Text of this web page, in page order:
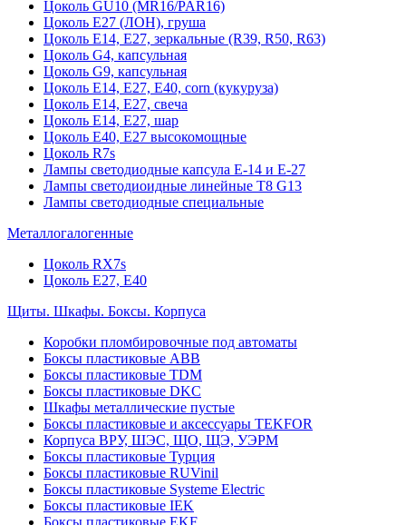
Цоколь GU10 (MR16/PAR16)
Цоколь Е27 (ЛОН), груша
Цоколь Е14, Е27, зеркальные (R39, R50, R63)
Цоколь G4, капсульная
Цоколь G9, капсульная
Цоколь Е14, Е27, Е40, corn (кукуруза)
Цоколь Е14, Е27, свеча
Цоколь Е14, Е27, шар
Цоколь Е40, Е27 высокомощные
Цоколь R7s
Лампы светодиодные капсула Е-14 и Е-27
Лампы светодиоидные линейные T8 G13
Лампы светодиодные специальные
Металлогалогенные
Цоколь RX7s
Цоколь Е27, E40
Щиты. Шкафы. Боксы. Корпуса
Коробки пломбировочные под автоматы
Боксы пластиковые ABB
Боксы пластиковые TDM
Боксы пластиковые DKC
Шкафы металлические пустые
Боксы пластиковые и аксессуары TEKFOR
Корпуса ВРУ, ШЭС, ЩО, ЩЭ, УЭРМ
Боксы пластиковые Турция
Боксы пластиковые RUVinil
Боксы пластиковые Systeme Electric
Боксы пластиковые IEK
Боксы пластиковые EKF